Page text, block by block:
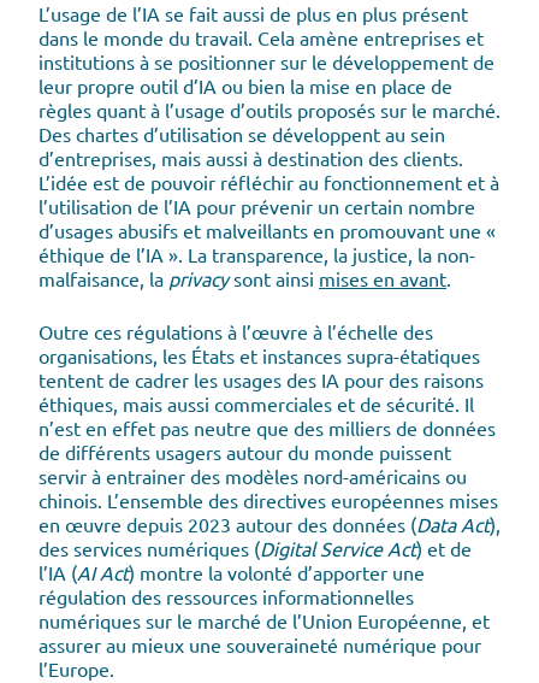
L’usage de l’IA se fait aussi de plus en plus présent
dans le monde du travail. Cela amène entreprises et
institutions à se positionner sur le développement de
leur propre outil d’IA ou bien la mise en place de
règles quant à l’usage d’outils proposés sur le marché.
Des chartes d’utilisation se développent au sein
d’entreprises, mais aussi à destination des clients.
L’idée est de pouvoir réfléchir au fonctionnement et à
l’utilisation de l’IA pour prévenir un certain nombre
d’usages abusifs et malveillants en promouvant une «
éthique de l’IA ». La transparence, la justice, la non-
malfaisance, la privacysont ainsi mises en avant.
Outre ces régulations à l’œuvre à l’échelle des
organisations, les États et instances supra-étatiques
tentent de cadrer les usages des IA pour des raisons
éthiques, mais aussi commerciales et de sécurité. Il
n’est en effet pas neutre que des milliers de données
de différents usagers autour du monde puissent
servir à entrainer des modèles nord-américains ou
chinois. L’ensemble des directives européennes mises
en œuvre depuis 2023 autour des données (Data Act),
des services numériques (Digital Service Act) et de
l’IA (AI Act) montre la volonté d’apporter une
régulation des ressources informationnelles
numériques sur le marché de l’Union Européenne, et
assurer au mieux une souveraineté numérique pour
l’Europe.